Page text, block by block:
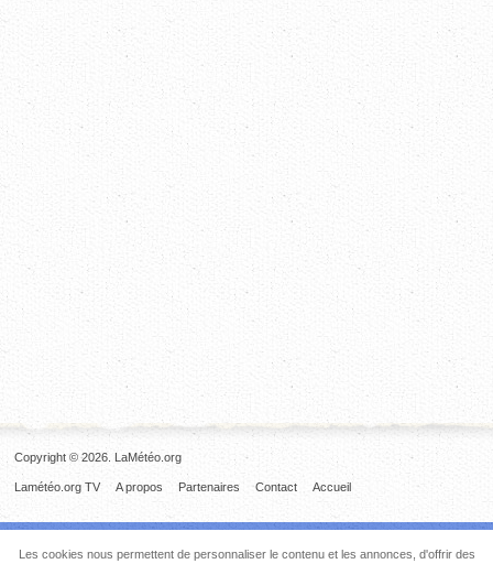
Copyright © 2026. LaMétéo.org
Accueil
Contact
Partenaires
A propos
Lamétéo.org TV
Les cookies nous permettent de personnaliser le contenu et les annonces, d'offrir des